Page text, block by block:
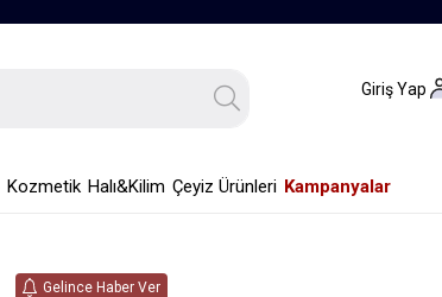
Giriş Yap
Kozmetik Halı&Kilim Çeyiz Ürünleri Kampanyalar
Gelince Haber Ver